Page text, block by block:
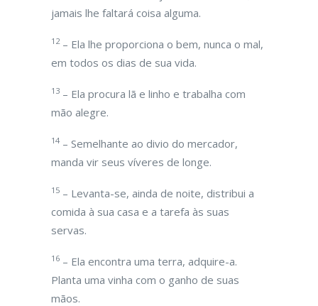
jamais lhe faltará coisa alguma.
12– Ela lhe proporciona o bem, nunca o mal,
em todos os dias de sua vida.
13 – Ela procura lã e linho e trabalha com
mão alegre.
14 – Semelhante ao divio do mercador,
manda vir seus víveres de longe.
15 – Levanta-se, ainda de noite, distribui a
comida à sua casa e a tarefa às suas
servas.
16 – Ela encontra uma terra, adquire-a.
Planta uma vinha com o ganho de suas
mãos.